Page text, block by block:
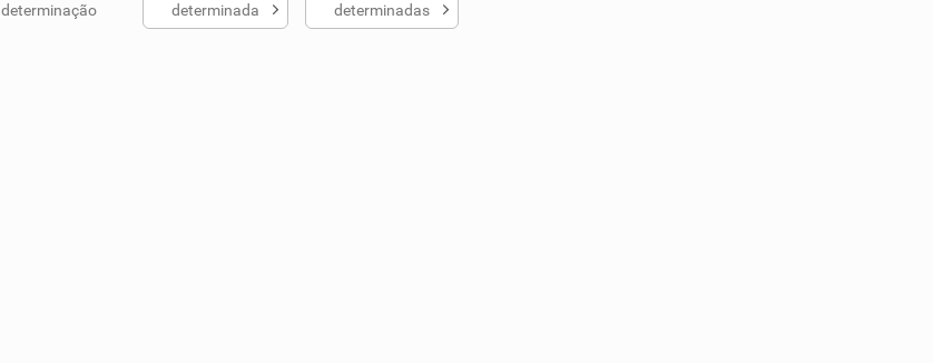
determinação determinada determinadas